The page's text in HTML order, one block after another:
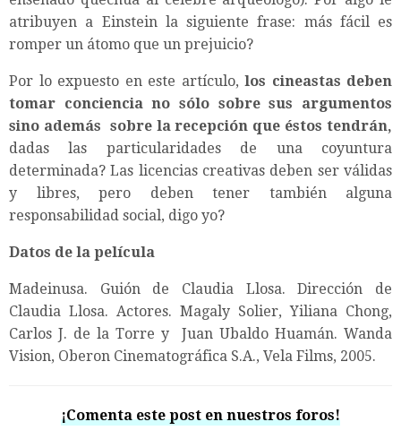
atribuyen a Einstein la siguiente frase: más fácil es
romper un átomo que un prejuicio?
Por lo expuesto en este artículo, los cineastas deben
tomar conciencia no sólo sobre sus argumentos
sino además sobre la recepción que éstos tendrán,
dadas las particularidades de una coyuntura
determinada? Las licencias creativas deben ser válidas
y libres, pero deben tener también alguna
responsabilidad social, digo yo?
Datos de la película
Madeinusa. Guión de Claudia Llosa. Dirección de
Claudia Llosa. Actores. Magaly Solier, Yiliana Chong,
Carlos J. de la Torre y Juan Ubaldo Huamán. Wanda
Vision, Oberon Cinematográfica S.A., Vela Films, 2005.
¡Comenta este post en nuestros foros!